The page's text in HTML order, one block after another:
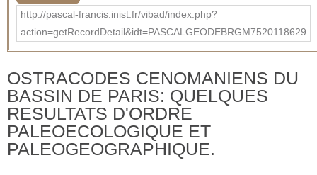
http://pascal-francis.inist.fr/vibad/index.php?
action=getRecordDetail&idt=PASCALGEODEBRGM7520118629
OSTRACODES CENOMANIENS DU
BASSIN DE PARIS: QUELQUES
RESULTATS D'ORDRE
PALEOECOLOGIQUE ET
PALEOGEOGRAPHIQUE.